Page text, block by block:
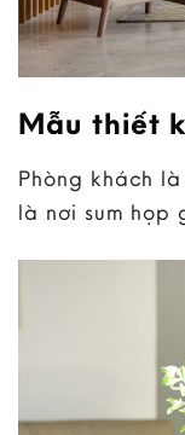
Mẫu thiết
Phòng khách
là nơi sum họp